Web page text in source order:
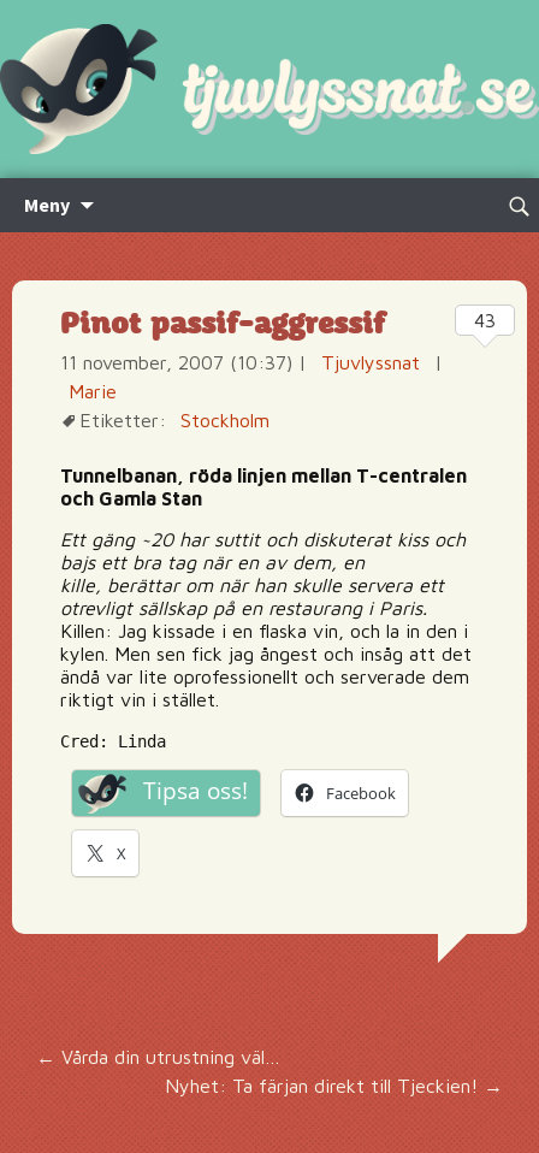
Meny
innehåll
Sök
Pinot passif-aggressif
11 november, 2007 (10:37) | Tjuvlyssnat
|
Marie
Etiketter:
Stockholm
Tunnelbanan, röda linjen mellan T-centralen
och Gamla Stan
Ett gäng ~20 har suttit och diskuterat kiss och
bajs ett bra tag när en av dem, en
kille, berättar om när han skulle servera ett
otrevligt sällskap på en restaurang i Paris.
Killen: Jag kissade i en flaska vin, och la in den i
kylen. Men sen fick jag ångest och insåg att det
ändå var lite oprofessionellt och serverade dem
riktigt vin i stället.
Cred: Linda
Tipsa oss! Facebook
X
43
Inläggsnavigering
←Vårda din utrustning väl…
Nyhet: Ta färjan direkt till Tjeckien!→